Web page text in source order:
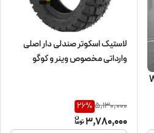
لاستیک اسکوتر صندلی دار اصلی
وارداتی مخصوص وینر و کوگو
5,130,000
26%
3,780,000